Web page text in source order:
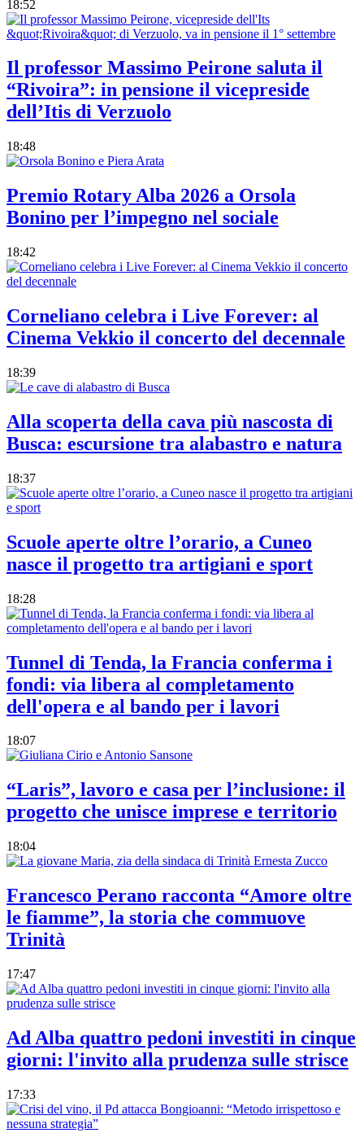
18:52
Il professor Massimo Peirone saluta il
“Rivoira”: in pensione il vicepreside
dell’Itis di Verzuolo
18:48
Premio Rotary Alba 2026 a Orsola
Bonino per l’impegno nel sociale
18:42
Corneliano celebra i Live Forever: al
Cinema Vekkio il concerto del decennale
18:39
Alla scoperta della cava più nascosta di
Busca: escursione tra alabastro e natura
18:37
Scuole aperte oltre l’orario, a Cuneo
nasce il progetto tra artigiani e sport
18:28
Tunnel di Tenda, la Francia conferma i
fondi: via libera al completamento
dell'opera e al bando per i lavori
18:07
“Laris”, lavoro e casa per l’inclusione: il
progetto che unisce imprese e territorio
18:04
Francesco Perano racconta “Amore oltre
le fiamme”, la storia che commuove
Trinità
17:47
Ad Alba quattro pedoni investiti in cinque
giorni: l'invito alla prudenza sulle strisce
17:33